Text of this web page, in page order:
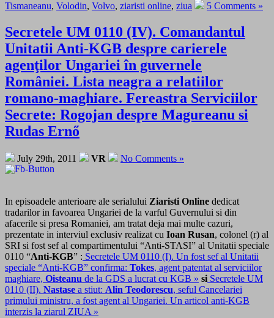
Tismaneanu, Volodin, Volvo, ziaristi online, ziua 5 Comments »
Secretele UM 0110 (IV). Comandantul
Unitatii Anti-KGB despre carierele
agenţilor Ungariei în guvernele
României. Lista neagra a relatiilor
romano-maghiare. Fereastra Serviciilor
Secrete: Rogojan despre Magureanu si
Rudas Ernő
July 29th, 2011 VR No Comments »
In episoadele anterioare ale serialului Ziaristi Online dedicat
tradarilor in favoarea Ungariei de la varful Guvernului si din
afacerile si presa Romaniei, am tratat deja mai multe cazuri,
prezentate in interviul exclusiv realizat cu Ioan Rusan, colonel (r) al
SRI si fost sef al compartimentului “Anti-STASI” al Unitatii speciale
0110 “Anti-KGB” : Secretele UM 0110 (I). Un fost sef al Unitatii
speciale “Anti-KGB” confirma: Tokes, agent patentat al serviciilor
maghiare, Oisteanu de la GDS a lucrat cu KGB » si Secretele UM
0110 (II). Nastase a stiut: Alin Teodorescu, seful Cancelariei
primului ministru, a fost agent al Ungariei. Un articol anti-KGB
interzis la ziarul ZIUA »